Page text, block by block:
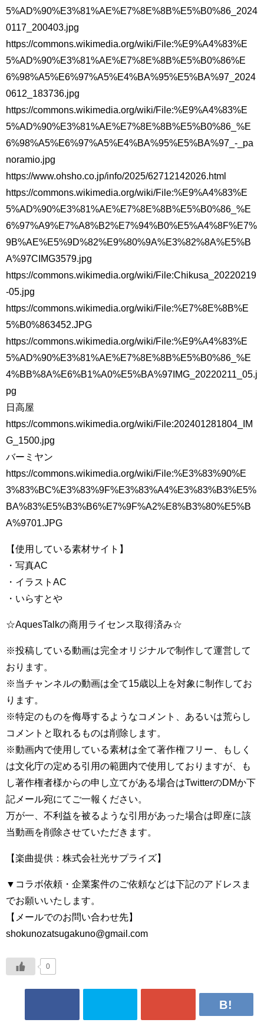
5%AD%90%E3%81%AE%E7%8E%8B%E5%B0%86_2024
0117_200403.jpg
https://commons.wikimedia.org/wiki/File:%E9%A4%83%E
5%AD%90%E3%81%AE%E7%8E%8B%E5%B0%86%E
6%98%A5%E6%97%A5%E4%BA%95%E5%BA%97_2024
0612_183736.jpg
https://commons.wikimedia.org/wiki/File:%E9%A4%83%E
5%AD%90%E3%81%AE%E7%8E%8B%E5%B0%86_%E
6%98%A5%E6%97%A5%E4%BA%95%E5%BA%97_-_pa
noramio.jpg
https://www.ohsho.co.jp/info/2025/62712142026.html
https://commons.wikimedia.org/wiki/File:%E9%A4%83%E
5%AD%90%E3%81%AE%E7%8E%8B%E5%B0%86_%E
6%97%A9%E7%A8%B2%E7%94%B0%E5%A4%8F%E7%
9B%AE%E5%9D%82%E9%80%9A%E3%82%8A%E5%B
A%97CIMG3579.jpg
https://commons.wikimedia.org/wiki/File:Chikusa_20220219
-05.jpg
https://commons.wikimedia.org/wiki/File:%E7%8E%8B%E
5%B0%863452.JPG
https://commons.wikimedia.org/wiki/File:%E9%A4%83%E
5%AD%90%E3%81%AE%E7%8E%8B%E5%B0%86_%E
4%BB%8A%E6%B1%A0%E5%BA%97IMG_20220211_05.j
pg
日高屋
https://commons.wikimedia.org/wiki/File:202401281804_IM
G_1500.jpg
バーミヤン
https://commons.wikimedia.org/wiki/File:%E3%83%90%E
3%83%BC%E3%83%9F%E3%83%A4%E3%83%B3%E5%
BA%83%E5%B3%B6%E7%9F%A2%E8%B3%80%E5%B
A%9701.JPG
【使用している素材サイト】
・写真AC
・イラストAC
・いらすとや
☆AquesTalkの商用ライセンス取得済み☆
※投稿している動画は完全オリジナルで制作して運営して
おります。
※当チャンネルの動画は全て15歳以上を対象に制作してお
ります。
※特定のものを侮辱するようなコメント、あるいは荒らし
コメントと取れるものは削除します。
※動画内で使用している素材は全て著作権フリー、もしく
は文化庁の定める引用の範囲内で使用しておりますが、も
し著作権者様からの申し立てがある場合はTwitterのDMか下
記メール宛にてご一報ください。
万が一、不利益を被るような引用があった場合は即座に該
当動画を削除させていただきます。
【楽曲提供：株式会社光サプライズ】
▼コラボ依頼・企業案件のご依頼などは下記のアドレスま
でお願いいたします。
【メールでのお問い合わせ先】
shokunozatsugakuno@gmail.com
0